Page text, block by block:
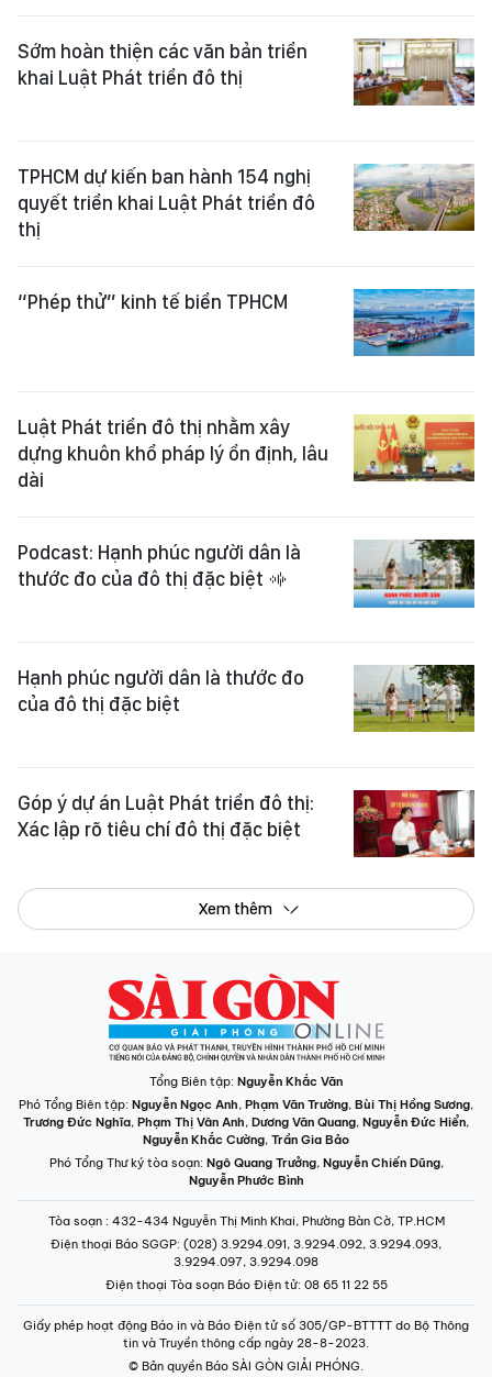
Sớm hoàn thiện các văn bản triển
khai Luật Phát triển đô thị
TPHCM dự kiến ban hành 154 nghị
quyết triển khai Luật Phát triển đô
thị
“Phép thử” kinh tế biển TPHCM
Luật Phát triển đô thị nhằm xây
dựng khuôn khổ pháp lý ổn định, lâu
dài
Podcast: Hạnh phúc người dân là
thước đo của đô thị đặc biệt
Hạnh phúc người dân là thước đo
của đô thị đặc biệt
Góp ý dự án Luật Phát triển đô thị:
Xác lập rõ tiêu chí đô thị đặc biệt
Xem thêm
Tổng Biên tập: Nguyễn Khắc Văn
Phó Tổng Biên tập: Nguyễn Ngọc Anh, Phạm Văn Trường, Bùi Thị Hồng Sương,
Trương Đức Nghĩa, Phạm Thị Vân Anh, Dương Văn Quang, Nguyễn Đức Hiển,
Nguyễn Khắc Cường, Trần Gia Bảo
Phó Tổng Thư ký tòa soạn: Ngô Quang Trưởng, Nguyễn Chiến Dũng,
Nguyễn Phước Bình
Tòa soạn : 432-434 Nguyễn Thị Minh Khai, Phường Bàn Cờ, TP.HCM
Điện thoại Báo SGGP: (028) 3.9294.091, 3.9294.092, 3.9294.093,
3.9294.097, 3.9294.098
Điện thoại Tòa soạn Báo Điện tử: 08 65 11 22 55
Giấy phép hoạt động Báo in và Báo Điện tử số 305/GP-BTTTT do Bộ Thông
tin và Truyền thông cấp ngày 28-8-2023.
© Bản quyền Báo SÀI GÒN GIẢI PHÓNG.